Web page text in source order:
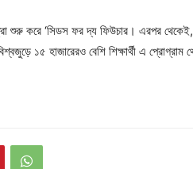
শুরু করে ‘সিডস ফর দ্য ফিউচার। এরপর
১৫ হাজারেরও বেশি শিক্ষার্থী এ